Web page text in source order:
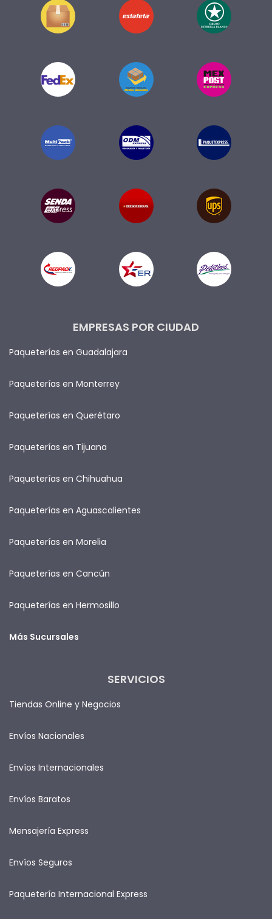
EMPRESAS POR CIUDAD
Paqueterías en Guadalajara
Paqueterías en Monterrey
Paqueterías en Querétaro
Paqueterías en Tijuana
Paqueterías en Chihuahua
Paqueterías en Aguascalientes
Paqueterías en Morelia
Paqueterías en Cancún
Paqueterías en Hermosillo
Más Sucursales
SERVICIOS
Tiendas Online y Negocios
Envíos Nacionales
Envíos Internacionales
Envíos Baratos
Mensajería Express
Envíos Seguros
Paquetería Internacional Express